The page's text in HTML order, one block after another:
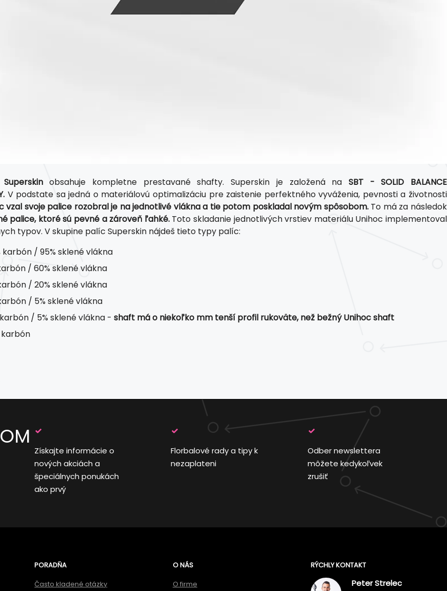
Superskinobsahuje kompletne prestavané shafty. Superskin je založená na SBT - SOLID BALANCE
V podstate sa jedná o materiálovú optimalizáciu pre zaistenie perfektného vyváženia, pevnosti a životnosti
vzal svoje palice rozobral je na jednotlivé vlákna a tie potom poskladal novým spôsobom.To má za následok
palice, ktoré sú pevné a zároveň ľahké.Toto skladanie jednotlivých vrstiev materiálu Unihoc implementoval
typov. V skupine palíc Superskin nájdeš tieto typy palíc:
karbón / 95% sklené vlákna
/ 60% sklené vlákna
/ 20% sklené vlákna
/ 5% sklené vlákna
/ 5% sklené vlákna - shaft má o niekoľko mm tenší profil rukoväte, než bežný Unihoc shaft
karbón
Získajte informácie o
nových akciách a
špeciálnych ponukách
ako prvý
Florbalové rady a tipy k
nezaplateni
Odber newslettera
môžete kedykoľvek
zrušiť
PORADŇA
Často kladené otázky
O NÁS
O firme
RÝCHLY KONTAKT
Peter Strelec